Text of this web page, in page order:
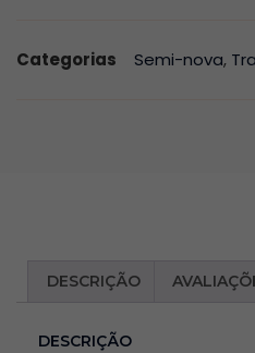
Categorias Semi-nova,
DESCRIÇÃO
DESCRIÇÃO